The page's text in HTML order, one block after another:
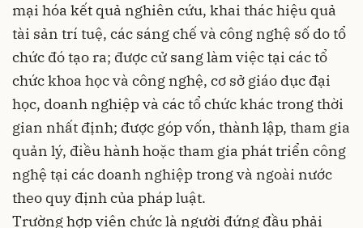
mại hóa kết quả nghiên cứu, khai thác hiệu quả
tài sản trí tuệ, các sáng chế và công nghệ số do tổ
chức đó tạo ra; được cử sang làm việc tại các tổ
chức khoa học và công nghệ, cơ sở giáo dục đại
học, doanh nghiệp và các tổ chức khác trong thời
gian nhất định; được góp vốn, thành lập, tham gia
quản lý, điều hành hoặc tham gia phát triển công
nghệ tại các doanh nghiệp trong và ngoài nước
theo quy định của pháp luật.
Trường hợp viên chức là người đứng đầu phải